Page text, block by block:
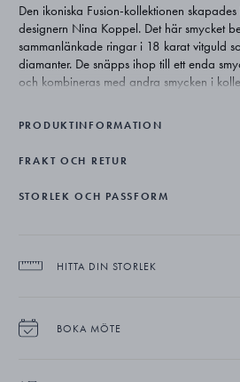
Den ikoniska Fusion-kollektionen
designern Nina Koppel. Det här smycket
sammanlänkade ringar i 18 karat vitguld
diamanter. De snäpps ihop till ett enda
och kombineras med andra smycken i
PRODUKTINFORMATION
FRAKT OCH RETUR
STORLEK OCH PASSFORM
HITTA DIN STORLEK
BOKA MÖTE